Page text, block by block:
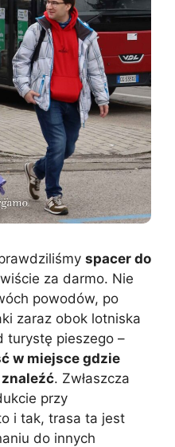
spacer do
za darmo. Nie
powodów, po
zaraz obok lotniska
turystę pieszego –
w miejsce gdzie
. Zwłaszcza
przy
i tak, trasa ta jest
do innych